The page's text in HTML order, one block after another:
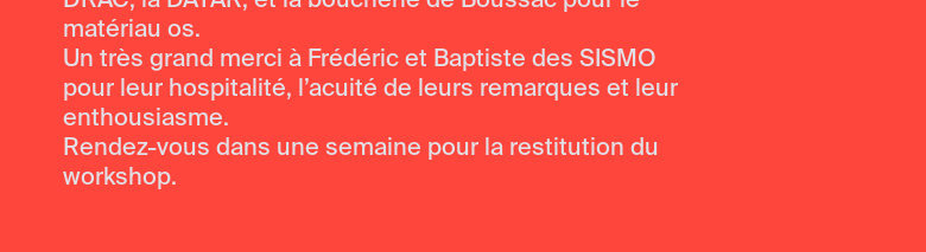
matériau os.
Un très grand merci à Frédéric et Baptiste des SISMO
pour leur hospitalité, l’acuité de leurs remarques et leur
enthousiasme.
Rendez-vous dans une semaine pour la restitution du
workshop.